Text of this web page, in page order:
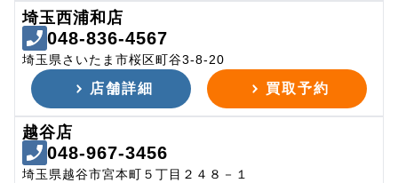
埼玉西浦和店
048-836-4567
埼玉県さいたま市桜区町谷3-8-20
店舗詳細 買取予約
越谷店
048-967-3456
埼玉県越谷市宮本町５丁目２４８－１